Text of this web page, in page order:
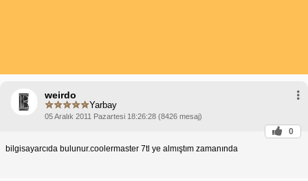
weirdo
Yarbay
05 Aralık 2011 Pazartesi 18:26:28 (8426 mesaj)
0
bilgisayarcıda bulunur.coolermaster 7tl ye almıştım zamanında